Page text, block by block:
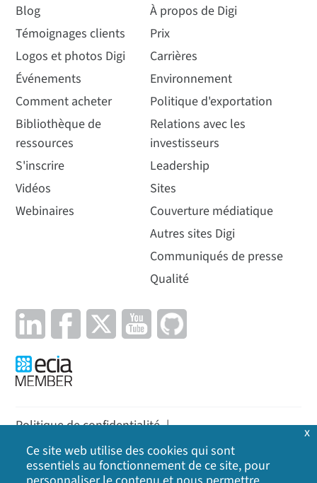
Blog
Témoignages clients
Logos et photos Digi
Événements
Comment acheter
Bibliothèque de
ressources
S'inscrire
Vidéos
Webinaires
À propos de Digi
Prix
Carrières
Environnement
Politique d'exportation
Relations avec les
investisseurs
Leadership
Sites
Couverture médiatique
Autres sites Digi
Communiqués de presse
Qualité
Politique de confidentialité |
Politique en matière de cookies | Politique
Plan du site
Ce site web utilise des cookies qui sont
essentiels au fonctionnement de ce site, pour
x